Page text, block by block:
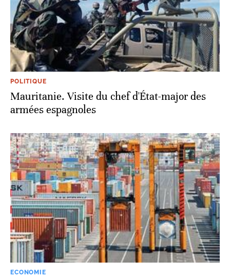
POLITIQUE
Mauritanie. Visite du chef d'État-major des
armées espagnoles
ECONOMIE